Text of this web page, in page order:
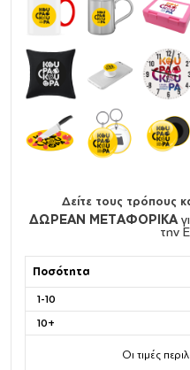
Δείτε τους τρόπους
ΔΩΡΕΑΝ ΜΕΤΑΦΟΡΙΚΑ
την
Ποσότητα
1-10
10+
Οι τιμές